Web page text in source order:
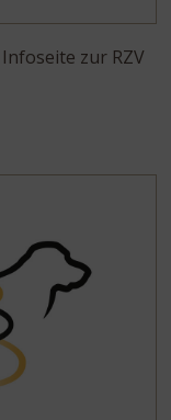
Infoseite zur RZV